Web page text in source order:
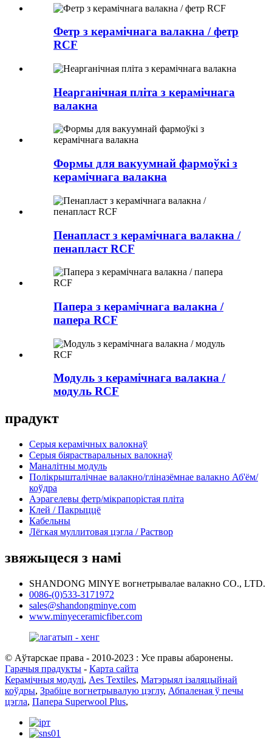
Фетр з керамічнага валакна / фетр
RCF
Неарганічная пліта з керамічнага
валакна
Формы для вакуумнай фармоўкі з
керамічнага валакна
Пенапласт з керамічнага валакна /
пенапласт RCF
Папера з керамічнага валакна /
папера RCF
Модуль з керамічнага валакна /
модуль RCF
прадукт
Серыя керамічных валокнаў
Серыя біярастваральных валокнаў
Маналітны модуль
Полікрышталічнае валакно/гліназёмнае валакно Аб'ём/
коўдра
Аэрагелевы фетр/мікрапорістая пліта
Клей / Пакрыццё
Кабельны
Лёгкая муллитовая цэгла / Раствор
звяжыцеся з намі
SHANDONG MINYE вогнетрывалае валакно CO., LTD.
0086-(0)533-3171972
sales@shandongminye.com
www.minyeceramicfiber.com
© Аўтарскае права - 2010-2023 : Усе правы абаронены.
Гарачыя прадукты - Карта сайта
Керамічныя модулі, Aes Textiles, Матэрыял ізаляцыйнай
коўдры, Зрабіце вогнетрывалую цэглу, Абпаленая ў печы
цэгла, Папера Superwool Plus,